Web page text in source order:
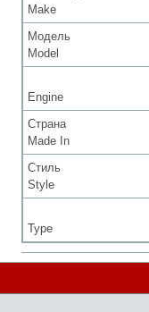
Make
Модель
Model
Engine
Страна
Made In
Стиль
Style
Type